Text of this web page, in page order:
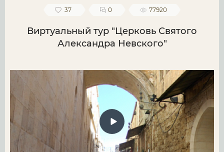
37 0 77920
Виртуальный тур "Церковь Святого
Александра Невского"